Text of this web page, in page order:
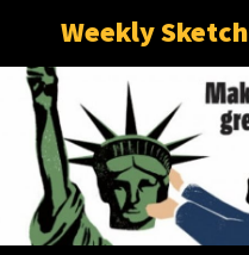
Weekly Sketch